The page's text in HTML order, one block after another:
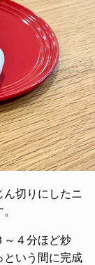
ん切りにしたニ
～４分ほど炒
という間に完成